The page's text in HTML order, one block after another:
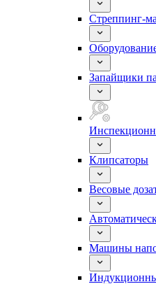
Стреппинг-
Запайщики
Клипсаторы
Весовые
Машины